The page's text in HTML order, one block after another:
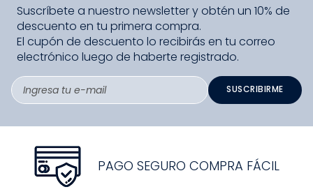
Suscríbete a nuestro newsletter y obtén un 10% de
descuento en tu primera compra.
El cupón de descuento lo recibirás en tu correo
electrónico luego de haberte registrado.
SUSCRIBIRME
PAGO SEGURO COMPRA FÁCIL